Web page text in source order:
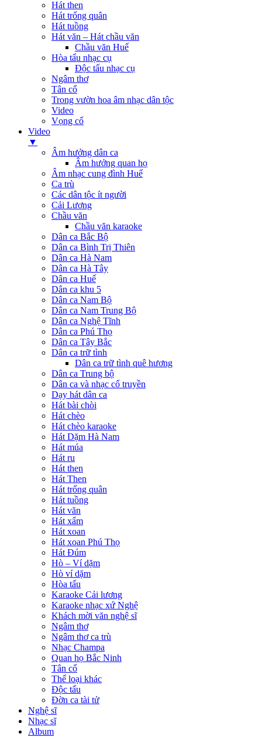
Hát then
Hát trống quân
Hát tuồng
Hát văn – Hát chầu văn
Chầu văn Huế
Hòa tấu nhạc cụ
Độc tấu nhạc cụ
Ngâm thơ
Tân cổ
Trong vườn hoa âm nhạc dân tộc
Video
Vọng cổ
Video
▼
Âm hưởng dân ca
Âm hưởng quan họ
Âm nhạc cung đình Huế
Ca trù
Các dân tộc ít người
Cải Lương
Chầu văn
Chầu văn karaoke
Dân ca Bắc Bộ
Dân ca Bình Trị Thiên
Dân ca Hà Nam
Dân ca Hà Tây
Dân ca Huế
Dân ca khu 5
Dân ca Nam Bộ
Dân ca Nam Trung Bộ
Dân ca Nghệ Tĩnh
Dân ca Phú Thọ
Dân ca Tây Bắc
Dân ca trữ tình
Dân ca trữ tình quê hương
Dân ca Trung bộ
Dân ca và nhạc cổ truyền
Dạy hát dân ca
Hát bài chòi
Hát chèo
Hát chèo karaoke
Hát Dặm Hà Nam
Hát múa
Hát ru
Hát then
Hát Then
Hát trống quân
Hát tuồng
Hát văn
Hát xẩm
Hát xoan
Hát xoan Phú Thọ
Hát Đúm
Hò – Ví dặm
Hò ví dặm
Hòa tấu
Karaoke Cải lương
Karaoke nhạc xứ Nghệ
Khách mời văn nghệ sĩ
Ngâm thơ
Ngâm thơ ca trù
Nhạc Champa
Quan họ Bắc Ninh
Tân cổ
Thể loại khác
Độc tấu
Đờn ca tài tử
Nghệ sĩ
Nhạc sĩ
Album